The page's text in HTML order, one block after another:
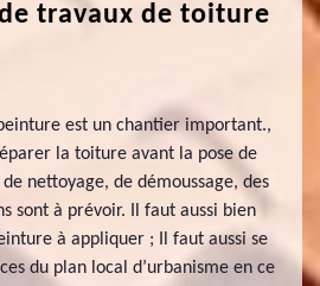
travaux de toiture
est un chantier important.,
la toiture avant la pose de
nettoyage, de démoussage, des
sont à prévoir. Il faut aussi bien
à appliquer ; Il faut aussi se
du plan local d’urbanisme en ce